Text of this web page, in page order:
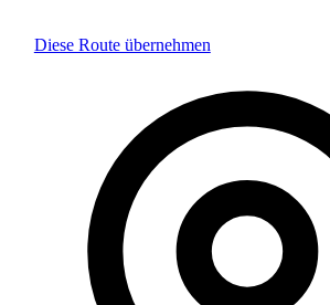
Diese Route übernehmen